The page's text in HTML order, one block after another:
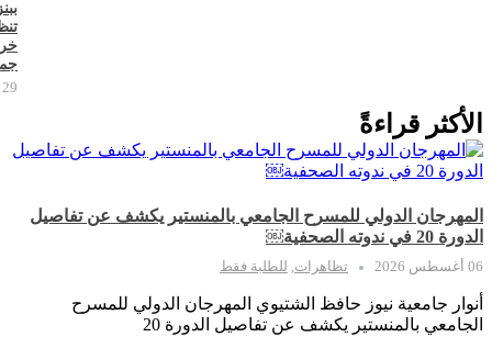
29 يوليو 2026
الأكثر قراءةً
المهرجان الدولي للمسرح الجامعي بالمنستير يكشف عن تفاصيل
الدورة 20 في ندوته الصحفية￼
06 أغسطس 2026 تظاهرات للطلبة فقط
أنوار جامعية نيوز حافظ الشتيوي المهرجان الدولي للمسرح
الجامعي بالمنستير يكشف عن تفاصيل الدورة 20